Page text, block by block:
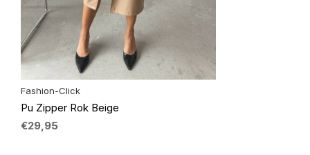
Fashion-Click
Pu Zipper Rok Beige
€29,95